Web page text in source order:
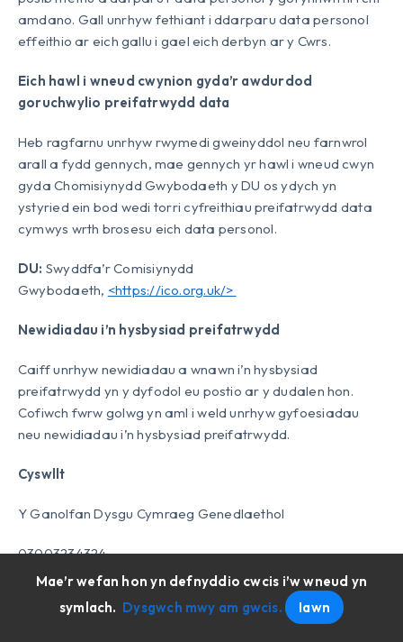
Mae’r wefan hon yn defnyddio cwcis i’w wneud yn
symlach. Dysgwch mwy am gwcis. Iawn
amdano. Gall unrhyw fethiant i ddarparu data personol
effeithio ar eich gallu i gael eich derbyn ar y Cwrs.
Eich hawl i wneud cwynion gyda’r awdurdod
goruchwylio preifatrwydd data
Heb ragfarnu unrhyw rwymedi gweinyddol neu farnwrol
arall a fydd gennych, mae gennych yr hawl i wneud cwyn
gyda Chomisiynydd Gwybodaeth y DU os ydych yn
ystyried ein bod wedi torri cyfreithiau preifatrwydd data
cymwys wrth brosesu eich data personol.
DU: Swyddfa’r Comisiynydd
Gwybodaeth, <https://ico.org.uk/>
Newidiadau i’n hysbysiad preifatrwydd
Caiff unrhyw newidiadau a wnawn i’n hysbysiad
preifatrwydd yn y dyfodol eu postio ar y dudalen hon.
Cofiwch fwrw golwg yn aml i weld unrhyw gyfoesiadau
neu newidiadau i’n hysbysiad preifatrwydd.
Cyswllt
Y Ganolfan Dysgu Cymraeg Genedlaethol
03003234324
swyddfa@dysgucymraeg.cymru